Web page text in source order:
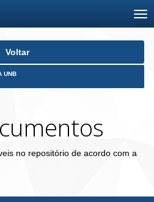
Voltar
UNB
no repositório de acordo com a